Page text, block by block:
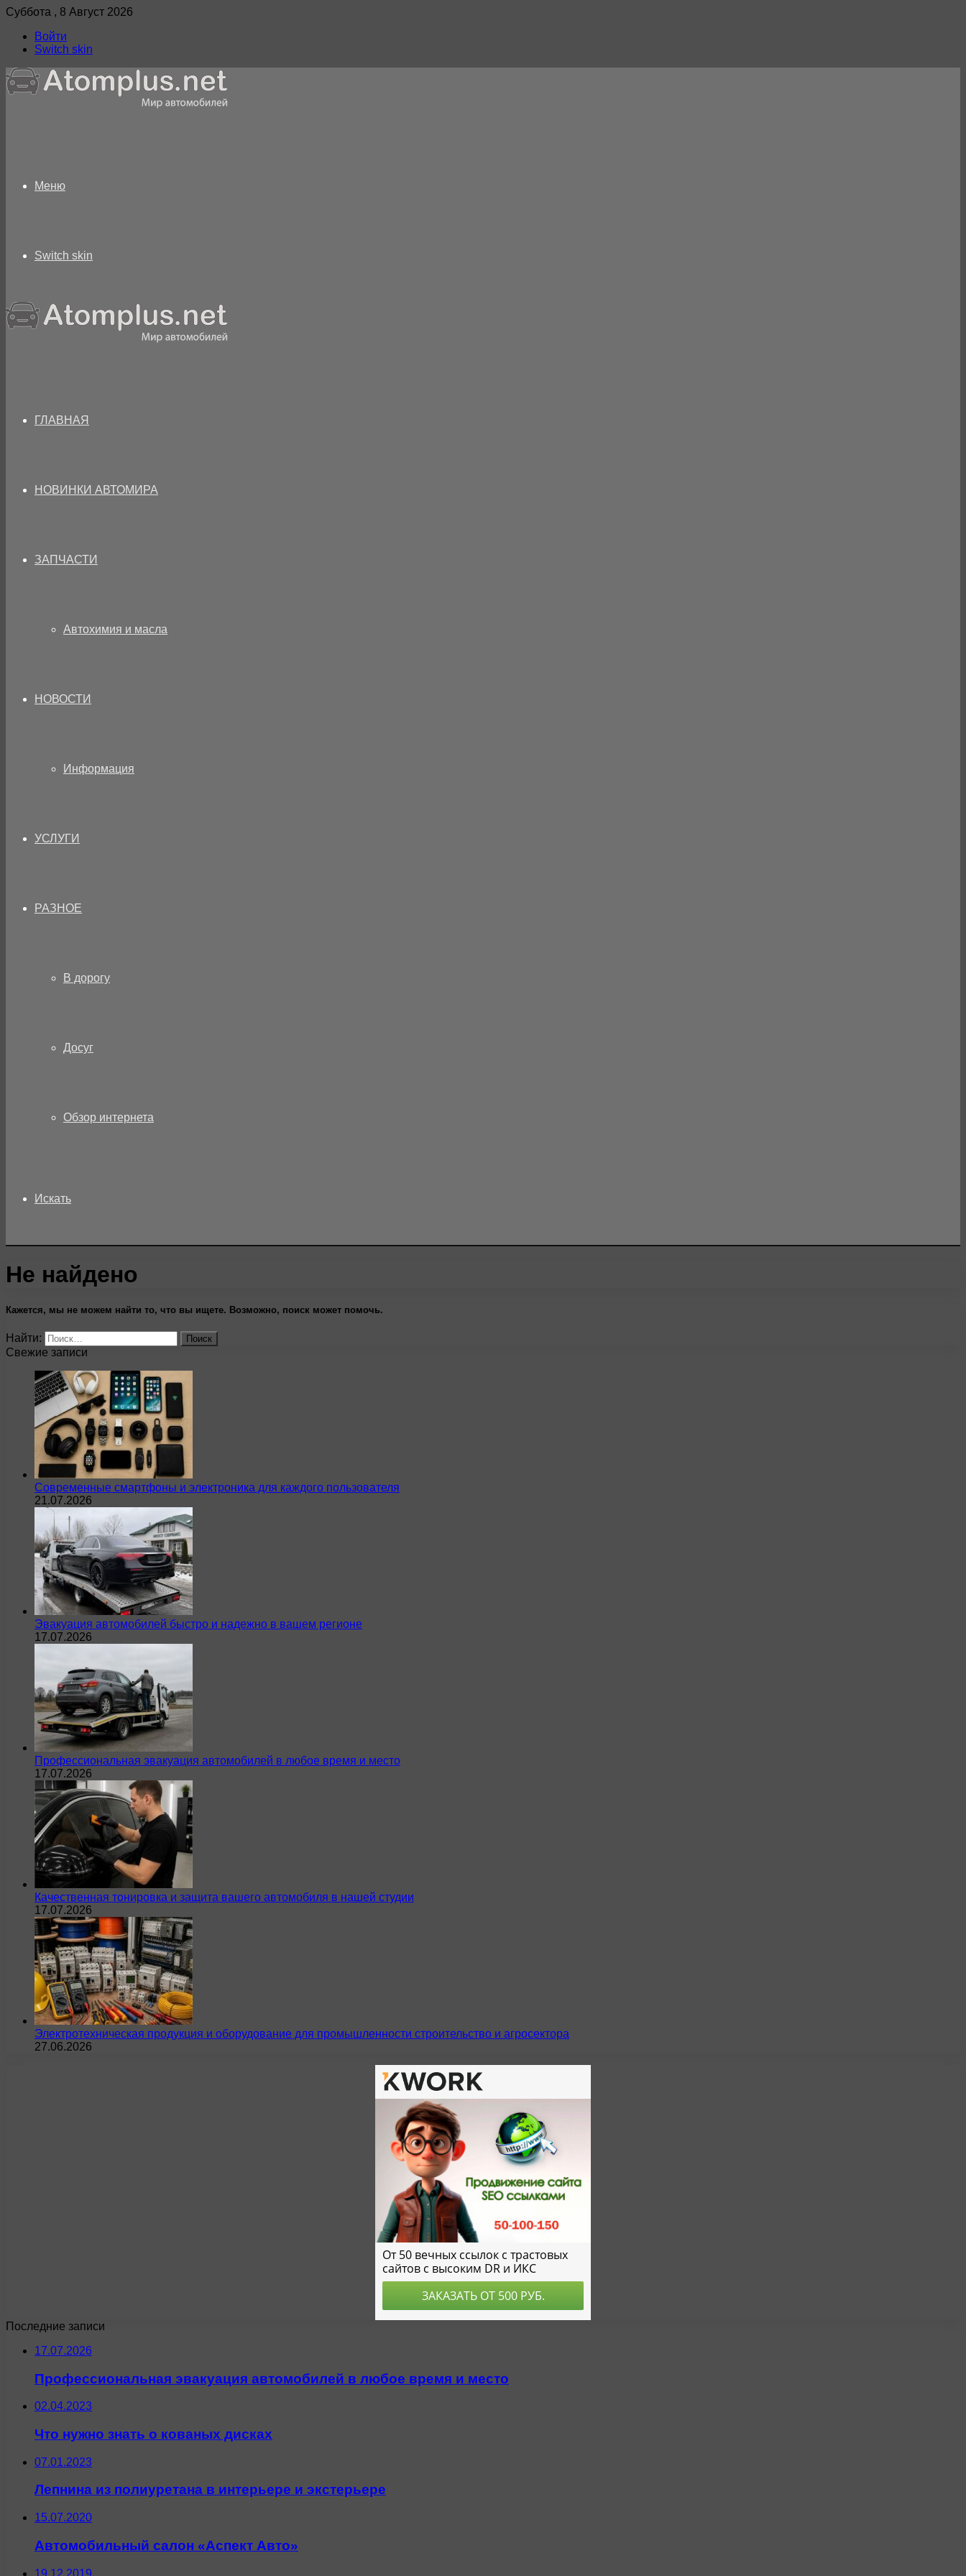
Суббота , 8 Август 2026
Войти
Switch skin
Меню
Switch skin
ГЛАВНАЯ
НОВИНКИ АВТОМИРА
ЗАПЧАСТИ
Автохимия и масла
НОВОСТИ
Информация
УСЛУГИ
РАЗНОЕ
В дорогу
Досуг
Обзор интернета
Искать
Не найдено
Кажется, мы не можем найти то, что вы ищете. Возможно, поиск может помочь.
Найти:
Свежие записи
Современные смартфоны и электроника для каждого пользователя
21.07.2026
Эвакуация автомобилей быстро и надежно в вашем регионе
17.07.2026
Профессиональная эвакуация автомобилей в любое время и место
17.07.2026
Качественная тонировка и защита вашего автомобиля в нашей студии
17.07.2026
Электротехническая продукция и оборудование для промышленности строительство и агросектора
27.06.2026
Последние записи
17.07.2026
Профессиональная эвакуация автомобилей в любое время и место
02.04.2023
Что нужно знать о кованых дисках
07.01.2023
Лепнина из полиуретана в интерьере и экстерьере
15.07.2020
Автомобильный салон «Аспект Авто»
19.12.2019